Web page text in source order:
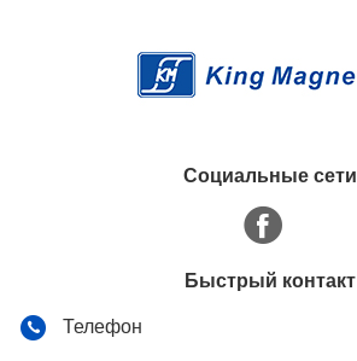
Социальные сети
Быстрый контакт
Телефон